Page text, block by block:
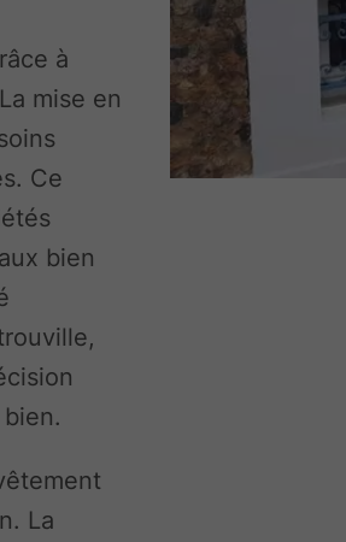
à
mise en
Ce
bien
La